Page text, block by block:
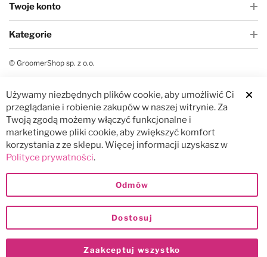
Twoje konto
Kategorie
© GroomerShop sp. z o.o.
Używamy niezbędnych plików cookie, aby umożliwić Ci
przeglądanie i robienie zakupów w naszej witrynie. Za
Twoją zgodą możemy włączyć funkcjonalne i
marketingowe pliki cookie, aby zwiększyć komfort
korzystania z ze sklepu. Więcej informacji uzyskasz w
Polityce prywatności.
Zaakceptuj wszystko
Dostosuj
Odmów